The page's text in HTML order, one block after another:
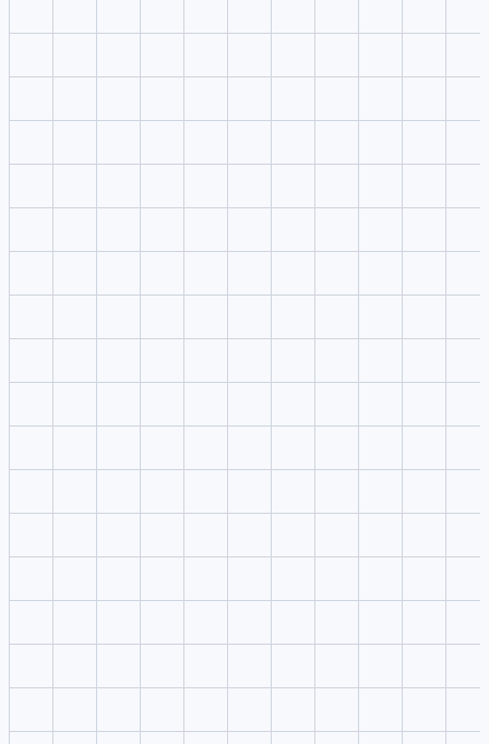
上传参考
把图片、视频或音频参考放进编辑器，不打断右侧内容浏览。